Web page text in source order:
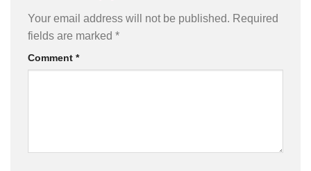
Your email address will not be published. Required
fields are marked *
Comment *